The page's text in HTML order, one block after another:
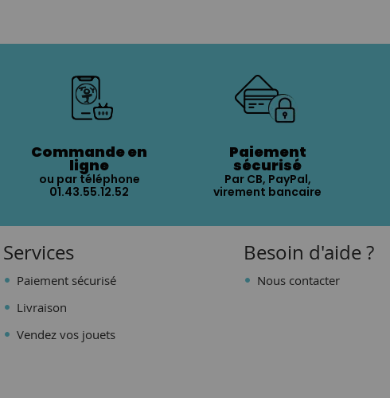
Commande en
ligne
ou par téléphone
01.43.55.12.52
Paiement
sécurisé
Par CB, PayPal,
virement bancaire
Services
Paiement sécurisé
Livraison
Vendez vos jouets
Besoin d'aide ?
Nous contacter